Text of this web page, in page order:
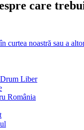
care
curtea noastră sau a
Liber
România